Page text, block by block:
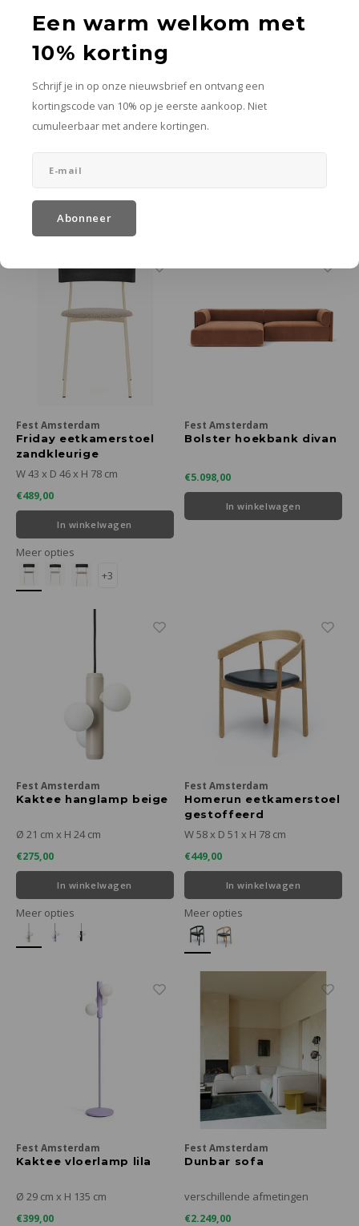
Een warm welkom met
10% korting
Schrijf je in op onze nieuwsbrief en ontvang een
kortingscode van 10% op je eerste aankoop. Niet
cumuleerbaar met andere kortingen.
Abonneer
Fest Amsterdam
Ø 21 cm x H 24 cm
€275,00
Meer opties
S Ø 60 x H 26 cm en L Ø 80 x H 33
cm
Fest Amsterdam
Friday eetkamerstoel
zandkleurige
frame/zwarte rugleuning
W 43 x D 46 x H 78 cm
€489,00
In winkelwagen
Meer opties
+3
Fest Amsterdam
Bolster hoekbank divan
€5.098,00
In winkelwagen
Fest Amsterdam
Kaktee hanglamp beige
Ø 21 cm x H 24 cm
€275,00
In winkelwagen
Meer opties
Fest Amsterdam
Homerun eetkamerstoel
gestoffeerd
W 58 x D 51 x H 78 cm
€449,00
In winkelwagen
Meer opties
Fest Amsterdam
Kaktee vloerlamp lila
Ø 29 cm x H 135 cm
€399,00
Fest Amsterdam
Dunbar sofa
verschillende afmetingen
€2.249,00